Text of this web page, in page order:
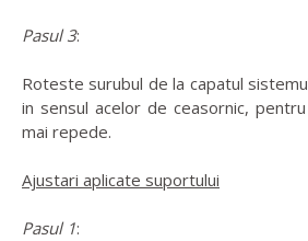
Pasul 3:
Roteste surubul de la capatul
in sensul acelor de ceasornic,
mai repede.
Ajustari aplicate suportului
Pasul 1: